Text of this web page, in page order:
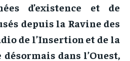
d’existence et de
depuis la Ravine des
de l’Insertion et de la
dans l’Ouest,